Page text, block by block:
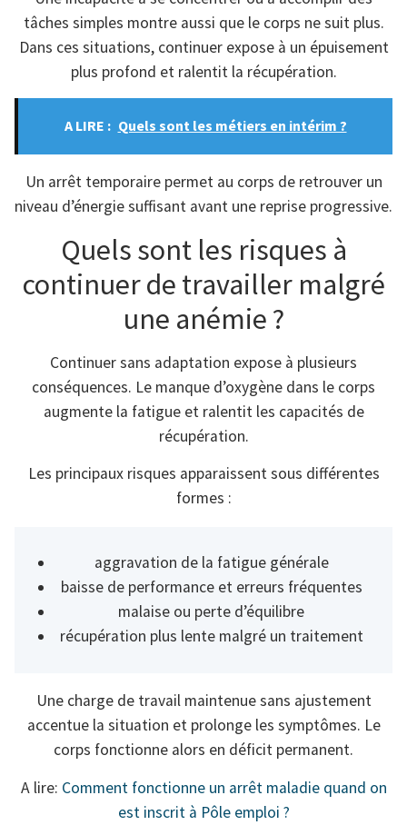
tâches simples montre aussi que le corps ne suit plus.
Dans ces situations, continuer expose à un épuisement
plus profond et ralentit la récupération.
A LIRE : Quels sont les métiers en intérim ?
Un arrêt temporaire permet au corps de retrouver un
niveau d’énergie suffisant avant une reprise progressive.
Quels sont les risques à
continuer de travailler malgré
une anémie ?
Continuer sans adaptation expose à plusieurs
conséquences. Le manque d’oxygène dans le corps
augmente la fatigue et ralentit les capacités de
récupération.
Les principaux risques apparaissent sous différentes
formes :
aggravation de la fatigue générale
baisse de performance et erreurs fréquentes
malaise ou perte d’équilibre
récupération plus lente malgré un traitement
Une charge de travail maintenue sans ajustement
accentue la situation et prolonge les symptômes. Le
corps fonctionne alors en déficit permanent.
A lire: Comment fonctionne un arrêt maladie quand on
est inscrit à Pôle emploi ?